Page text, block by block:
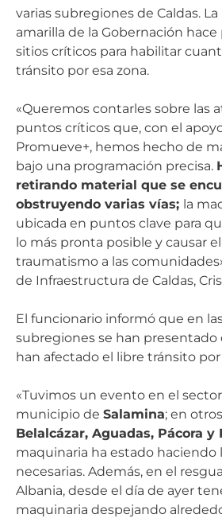
varias subregiones de Caldas.
amarilla de la Gobernación
sitios críticos para habilitar
tránsito por esa zona.
«Queremos contarles sobre las
puntos críticos que, con el
Promueve+, hemos hecho de
bajo una programación precisa.
retirando material que se
obstruyendo varias vías; la
ubicada en puntos clave para
lo más pronta posible y causar
traumatismo a las
de Infraestructura de Caldas,
El funcionario informó que en
subregiones se han
han afectado el libre tránsito por
«Tuvimos un evento en el
municipio de Salamina; en
Belalcázar, Aguadas, Pácora y
maquinaria ha estado haciendo
necesarias. Además, en el
Albania, desde el día de ayer
maquinaria despejando